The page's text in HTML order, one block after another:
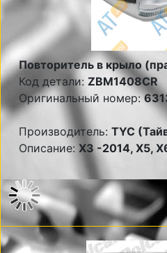
Повторитель в крыло
Код детали: ZBM1408CR
Оригинальный номер:
Производитель: TYC
Описание: X3 -2014, X5,